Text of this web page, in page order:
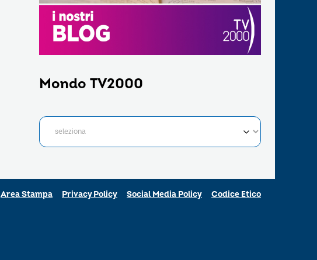
Mondo TV2000
Area Stampa Privacy Policy Social Media Policy Codice Etico